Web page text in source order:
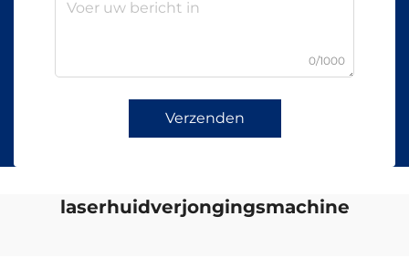
0/1000
Verzenden
laserhuidverjongingsmachine